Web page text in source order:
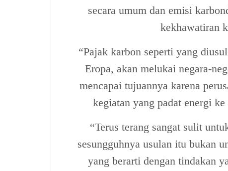
secara umum dan emisi
kekhawatiran
“Pajak karbon seperti yang
Eropa, akan melukai negara-
mencapai tujuannya karena
kegiatan yang padat energi
“Terus terang sangat sulit
sesungguhnya usulan itu bukan
yang berarti dengan tindakan